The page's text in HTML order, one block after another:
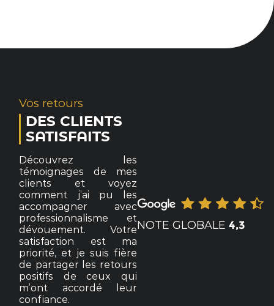
Vos retours
DES CLIENTS
SATISFAITS
Découvrez les
témoignages de mes
clients et voyez
comment j’ai pu les
accompagner avec
professionnalisme et
dévouement. Votre
satisfaction est ma
priorité, et je suis fière
de partager les retours
positifs de ceux qui
m’ont accordé leur
confiance.
NOTE GLOBALE 4,3